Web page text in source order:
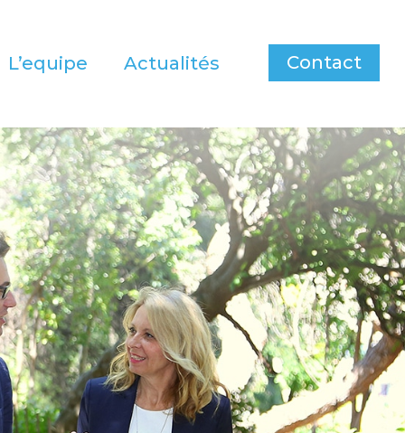
L’equipe Actualités Contact